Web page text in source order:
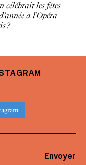
célébrait les fêtes
à l’Opéra
?
Envoyer